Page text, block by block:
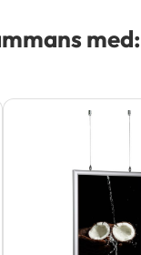
med:
produkten